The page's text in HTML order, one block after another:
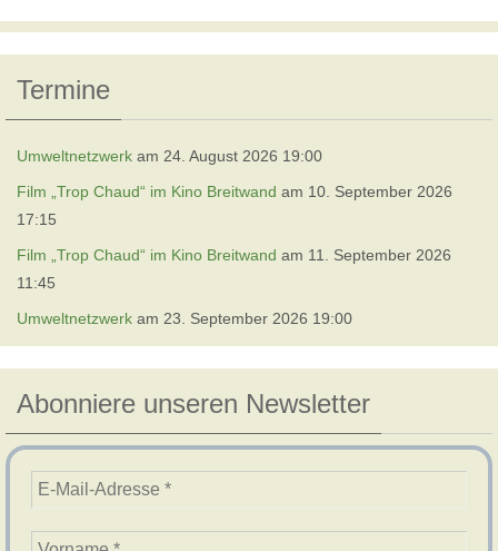
Termine
Umweltnetzwerk am 24. August 2026 19:00
Film „Trop Chaud“ im Kino Breitwand am 10. September 2026
17:15
Film „Trop Chaud“ im Kino Breitwand am 11. September 2026
11:45
Umweltnetzwerk am 23. September 2026 19:00
Abonniere unseren Newsletter